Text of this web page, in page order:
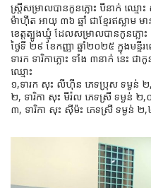
ស្រី្តសម្រាលបានកូនភ្លោះ បីនាក់ ឈ្មោ
ម៉ាហ៊ីត អាយុ ៣៦ ឆ្នាំ ជាខ្មែរឥស្លាម
ខេត្តត្បូងឃ្មុំ ដែលសម្រាលបានកូនភ្
ថ្ងៃទី ២៩ ខែកញ្ញា ឆ្នាំ២០២៥ ក្នុងមន្ទីរ
ទារក ទារិកាភ្លោះ ទាំង ៣នាក់ នេះ ជ
ឈ្មោះ
១,ទារក សុះ លីហ៊ីន ភេទប្រុស ទម្ងន់ ២
២, ទារិកា សុះ មីរ៉ល ភេទស្រី ទម្ងន់ ២,
៣, ទារិកា សុះ ស៊ីម៉ះ ភេទស្រី ទម្ងន់ ២,